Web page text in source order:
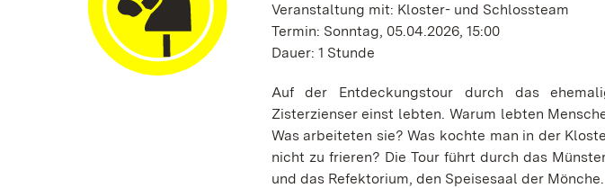
Veranstaltung mit: Kloster- und Schlossteam
Termin: Sonntag, 05.04.2026, 15:00
Dauer: 1 Stunde
Auf der Entdeckungstour durch das
Zisterzienser einst lebten. Warum lebten
Was arbeiteten sie? Was kochte man in der
nicht zu frieren? Die Tour führt durch das
und das Refektorium, den Speisesaal der Mönche.